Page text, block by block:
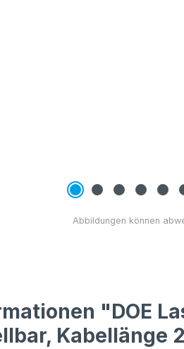
"DOE
Kabellänge